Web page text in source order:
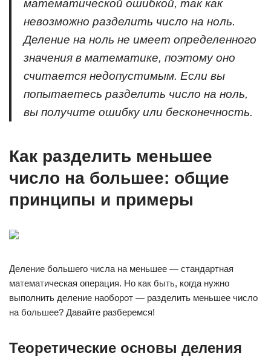
математической ошибкой, так как
невозможно разделить число на ноль.
Деление на ноль не имеет определенного
значения в математике, поэтому оно
считается недопустимым. Если вы
попытаетесь разделить число на ноль,
вы получите ошибку или бесконечность.
Как разделить меньшее
число на большее: общие
принципы и примеры
Деление большего числа на меньшее — стандартная
математическая операция. Но как быть, когда нужно
выполнить деление наоборот — разделить меньшее число
на большее? Давайте разберемся!
Теоретические основы деления